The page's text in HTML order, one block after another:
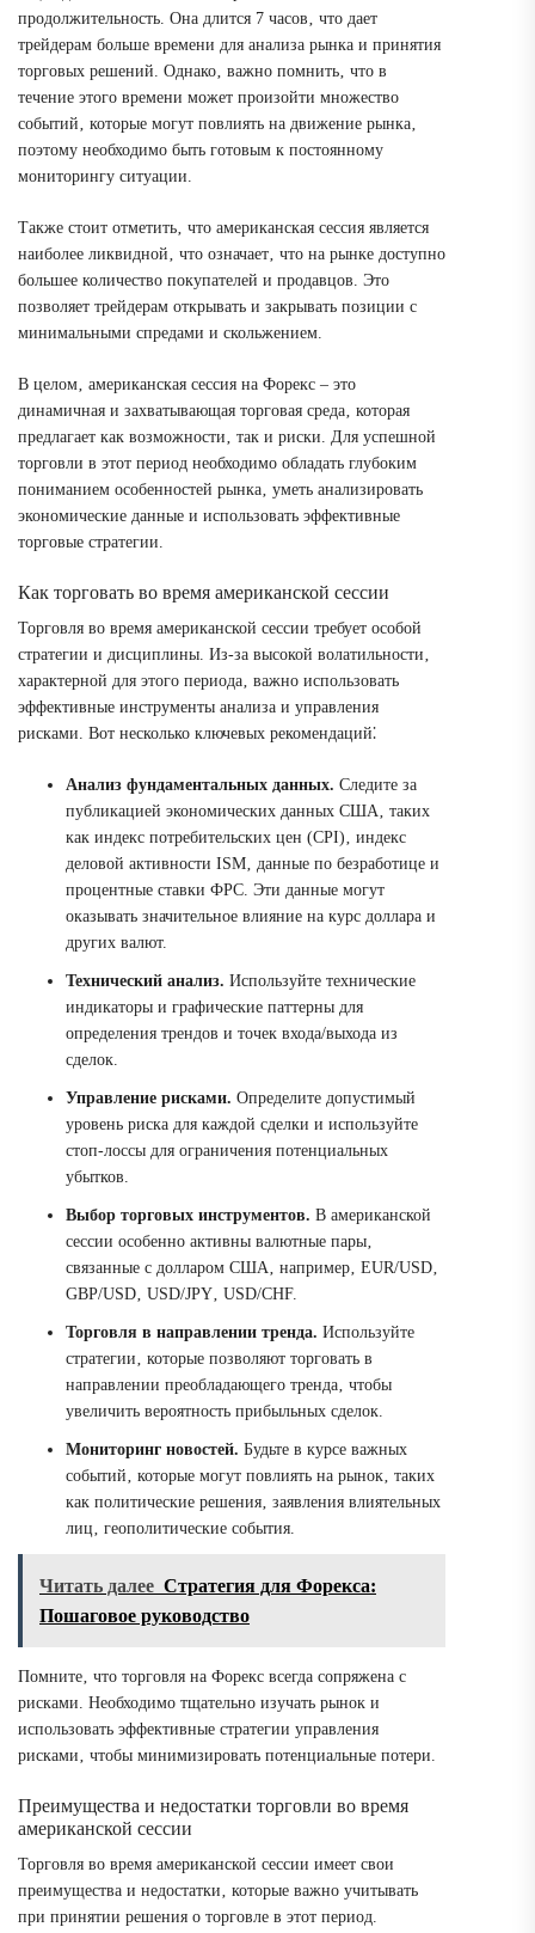
продолжительность. Она длится 7 часов‚ что дает
трейдерам больше времени для анализа рынка и принятия
торговых решений. Однако‚ важно помнить‚ что в
течение этого времени может произойти множество
событий‚ которые могут повлиять на движение рынка‚
поэтому необходимо быть готовым к постоянному
мониторингу ситуации.
Также стоит отметить‚ что американская сессия является
наиболее ликвидной‚ что означает‚ что на рынке доступно
большее количество покупателей и продавцов. Это
позволяет трейдерам открывать и закрывать позиции с
минимальными спредами и скольжением.
В целом‚ американская сессия на Форекс – это
динамичная и захватывающая торговая среда‚ которая
предлагает как возможности‚ так и риски. Для успешной
торговли в этот период необходимо обладать глубоким
пониманием особенностей рынка‚ уметь анализировать
экономические данные и использовать эффективные
торговые стратегии.
Как торговать во время американской сессии
Торговля во время американской сессии требует особой
стратегии и дисциплины. Из-за высокой волатильности‚
характерной для этого периода‚ важно использовать
эффективные инструменты анализа и управления
рисками. Вот несколько ключевых рекомендаций⁚
Анализ фундаментальных данных. Следите за
публикацией экономических данных США‚ таких
как индекс потребительских цен (CPI)‚ индекс
деловой активности ISM‚ данные по безработице и
процентные ставки ФРС. Эти данные могут
оказывать значительное влияние на курс доллара и
других валют.
Технический анализ. Используйте технические
индикаторы и графические паттерны для
определения трендов и точек входа/выхода из
сделок.
Управление рисками. Определите допустимый
уровень риска для каждой сделки и используйте
стоп-лоссы для ограничения потенциальных
убытков.
Выбор торговых инструментов. В американской
сессии особенно активны валютные пары‚
связанные с долларом США‚ например‚ EUR/USD‚
GBP/USD‚ USD/JPY‚ USD/CHF.
Торговля в направлении тренда. Используйте
стратегии‚ которые позволяют торговать в
направлении преобладающего тренда‚ чтобы
увеличить вероятность прибыльных сделок.
Мониторинг новостей. Будьте в курсе важных
событий‚ которые могут повлиять на рынок‚ таких
как политические решения‚ заявления влиятельных
лиц‚ геополитические события.
Читать далее Стратегия для Форекса:
Пошаговое руководство
Помните‚ что торговля на Форекс всегда сопряжена с
рисками. Необходимо тщательно изучать рынок и
использовать эффективные стратегии управления
рисками‚ чтобы минимизировать потенциальные потери.
Преимущества и недостатки торговли во время
американской сессии
Торговля во время американской сессии имеет свои
преимущества и недостатки‚ которые важно учитывать
при принятии решения о торговле в этот период.